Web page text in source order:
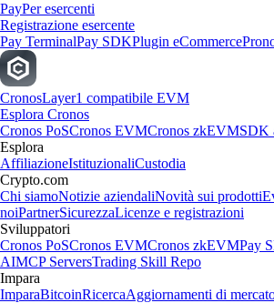
PayPer esercenti
Registrazione esercente
Pay TerminalPay SDKPlugin eCommerce
CronosLayer1 compatibile EVM
Esplora Cronos
Cronos PoSCronos EVMCronos zkEVMSDK
Esplora
AffiliazioneIstituzionaliCustodia
Crypto.com
Chi siamoNotizie aziendaliNovità sui prodotti
noiPartnerSicurezzaLicenze e registrazioni
Sviluppatori
Cronos PoSCronos EVMCronos zkEVMPay
AIMCP ServersTrading Skill Repo
Impara
ImparaBitcoinRicercaAggiornamenti di